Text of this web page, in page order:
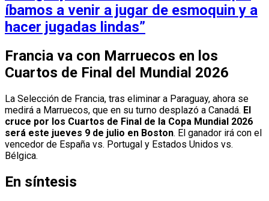
íbamos a venir a jugar de esmoquin y a
hacer jugadas lindas”
Francia va con Marruecos en los
Cuartos de Final del Mundial 2026
La Selección de Francia, tras eliminar a Paraguay, ahora se
medirá a Marruecos, que en su turno desplazó a Canadá. El
cruce por los Cuartos de Final de la Copa Mundial 2026
será este jueves 9 de julio en Boston. El ganador irá con el
vencedor de España vs. Portugal y Estados Unidos vs.
Bélgica.
En síntesis